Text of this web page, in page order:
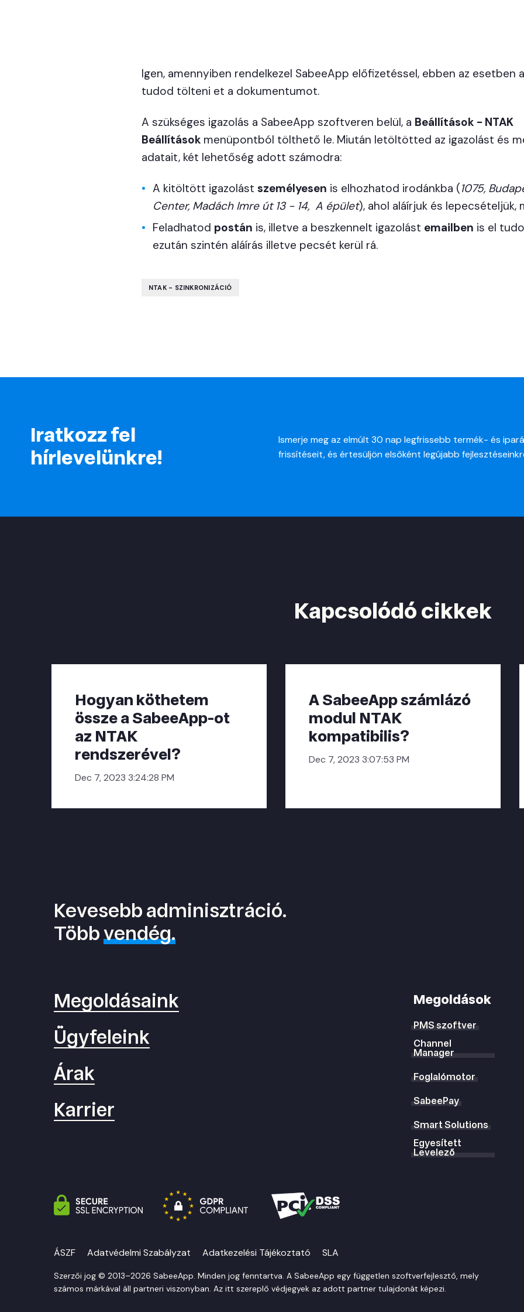
Igen, amennyiben rendelkezel SabeeApp előfizetéssel, ebben az esetben
tudod tölteni et a dokumentumot.
A szükséges igazolás a SabeeApp szoftveren belül, a Beállítások - NTAK
Beállítások menüpontból tölthető le. Miután letöltötted az igazolást és
adatait, két lehetőség adott számodra:
A kitöltött igazolást személyesen is elhozhatod irodánkba (1075,
Center, Madách Imre út 13 - 14, A épület), ahol aláírjuk és lepecsételjük,
Feladhatod postán is, illetve a beszkennelt igazolást emailben is el
ezután szintén aláírás illetve pecsét kerül rá.
NTAK - SZINKRONIZÁCIÓ
Iratkozz fel
hírlevelünkre!
Ismerje meg az elmúlt 30 nap legfrissebb termék- és
frissítéseit, és értesüljön elsőként legújabb
Kapcsolódó cikkek
Hogyan köthetem
össze a SabeeApp-ot
az NTAK
rendszerével?
Dec 7, 2023 3:24:28 PM
A SabeeApp számlázó
modul NTAK
kompatibilis?
Dec 7, 2023 3:07:53 PM
Kevesebb adminisztráció.
Többvendég.
Megoldásaink
Ügyfeleink
Árak
Karrier
Megoldások
PMS szoftver
Channel
Manager
Foglalómotor
SabeePay
Smart Solutions
Egyesített
Levelező
ÁSZF Adatvédelmi Szabályzat Adatkezelési Tájékoztató SLA
Szerzői jog © 2013–2026 SabeeApp. Minden jog fenntartva. A SabeeApp egy független szoftverfejlesztő, mely
számos márkával áll partneri viszonyban. Az itt szereplő védjegyek az adott partner tulajdonát képezi.